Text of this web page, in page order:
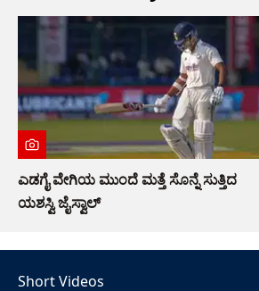
ಎಡಗೈ ವೇಗಿಯ ಮುಂದೆ ಮತ್ತೆ ಸೊನ್ನೆ ಸುತ್ತಿದ
ಯಶಸ್ವಿ ಜೈಸ್ವಾಲ್
Short Videos